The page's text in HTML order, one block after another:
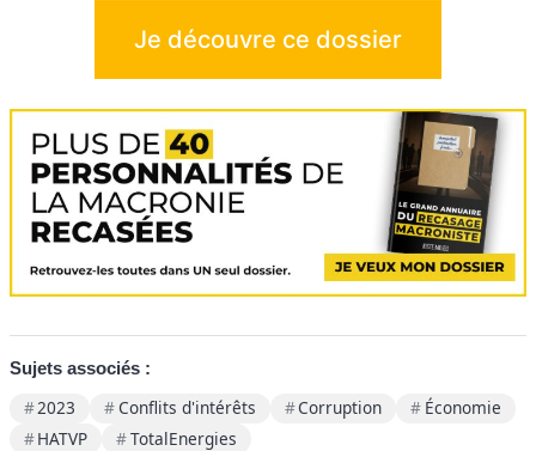
Je découvre ce dossier
Sujets associés :
2023 Conflits d'intérêts Corruption
Économie
HATVP
TotalEnergies